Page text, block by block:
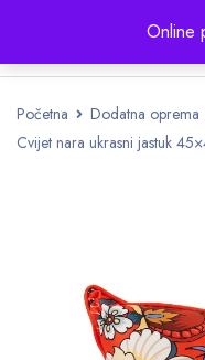
Online
Početna Dodatna oprema
Cvijet nara ukrasni jastuk